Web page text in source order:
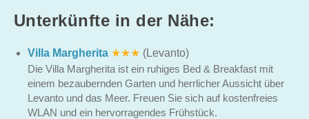
Unterkünfte in der Nähe:
Villa Margherita ★★★ (Levanto)
Die Villa Margherita ist ein ruhiges Bed & Breakfast mit
einem bezaubernden Garten und herrlicher Aussicht über
Levanto und das Meer. Freuen Sie sich auf kostenfreies
WLAN und ein hervorragendes Frühstück.